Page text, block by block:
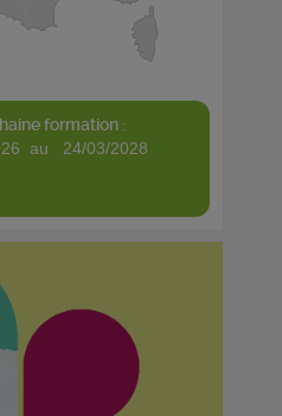
formation :
au 24/03/2028